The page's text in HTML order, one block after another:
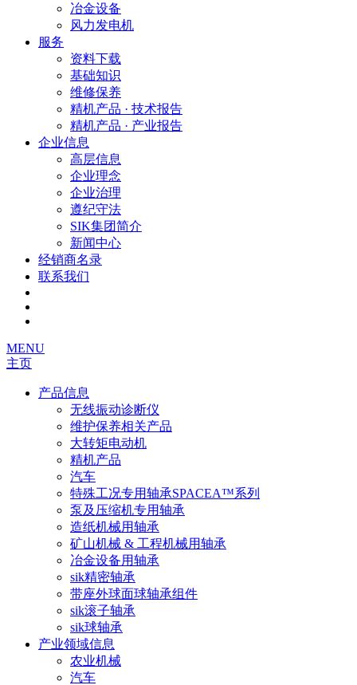
冶金设备
风力发电机
服务
资料下载
基础知识
维修保养
精机产品 · 技术报告
精机产品 · 产业报告
企业信息
高层信息
企业理念
企业治理
遵纪守法
SIK集团简介
新闻中心
经销商名录
联系我们
MENU
主页
产品信息
无线振动诊断仪
维护保养相关产品
大转矩电动机
精机产品
汽车
特殊工况专用轴承SPACEA™系列
泵及压缩机专用轴承
造纸机械用轴承
矿山机械 & 工程机械用轴承
冶金设备用轴承
sik精密轴承
带座外球面球轴承组件
sik滚子轴承
sik球轴承
产业领域信息
农业机械
汽车